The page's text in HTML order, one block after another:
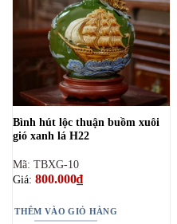
Bình hút lộc thuận buồm xuôi
gió xanh lá H22
Mã: TBXG-10
Giá: 800.000₫
THÊM VÀO GIỎ HÀNG